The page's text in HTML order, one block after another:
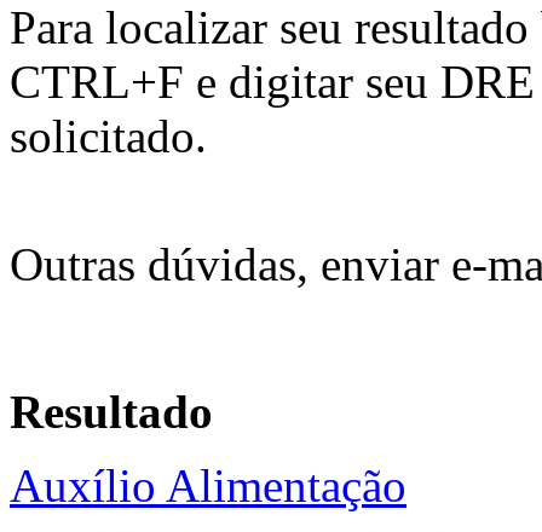
Para localizar seu
CTRL+F e digitar seu
solicitado.
Outras dúvidas, enviar e-
Resultado
Auxílio Alimentação